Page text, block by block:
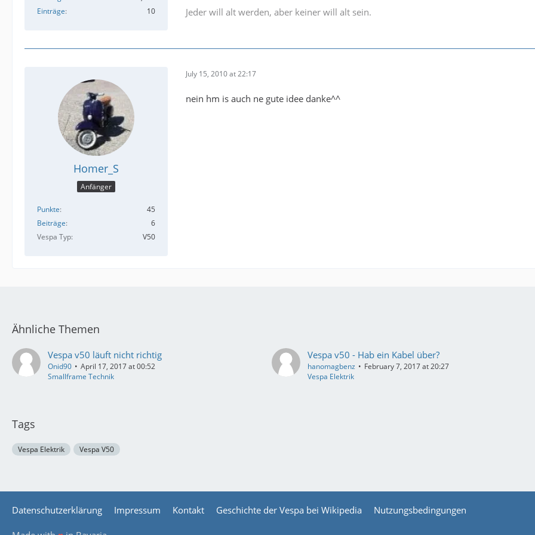
Einträge
10 Jeder will alt werden, aber keiner will alt sein.
Homer_S
Anfänger
Punkte
45
Beiträge
6
Vespa Typ
V50
July 15, 2010 at 22:17
nein hm is auch ne gute idee danke^^
Ähnliche Themen
Vespa v50 läuft nicht richtig
Onid90
April 17, 2017 at 00:52
Smallframe Technik
Vespa v50 - Hab ein Kabel über?
hanomagbenz
February 7, 2017 at 20:27
Vespa Elektrik
Tags
Vespa Elektrik Vespa V50
Datenschutzerklärung Impressum Kontakt Geschichte der Vespa bei Wikipedia Nutzungsbedingungen